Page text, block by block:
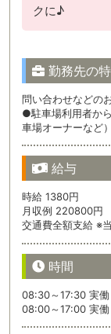
クに♪
勤務先の
問い合わせなどの
●駐車場利用者か
車場オーナーなど
給与
時給 1380円
月収例 220800円
交通費全額支給 ※
時間
08:30～17:30 実
08:00～17:00 実